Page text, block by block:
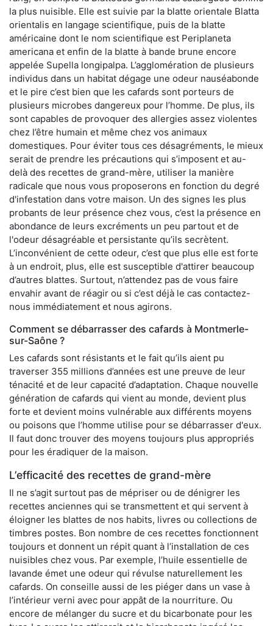
la plus nuisible. Elle est suivie par la blatte orientale Blatta
orientalis en langage scientifique, puis de la blatte
américaine dont le nom scientifique est Periplaneta
americana et enfin de la blatte à bande brune encore
appelée Supella longipalpa. L’agglomération de plusieurs
individus dans un habitat dégage une odeur nauséabonde
et le pire c’est bien que les cafards sont porteurs de
plusieurs microbes dangereux pour l’homme. De plus, ils
sont capables de provoquer des allergies assez violentes
chez l’être humain et même chez vos animaux
domestiques. Pour éviter tous ces désagréments, le mieux
serait de prendre les précautions qui s’imposent et au-
delà des recettes de grand-mère, utiliser la manière
radicale que nous vous proposerons en fonction du degré
d'infestation dans votre maison. Un des signes les plus
probants de leur présence chez vous, c’est la présence en
abondance de leurs excréments un peu partout et de
l'odeur désagréable et persistante qu’ils secrètent.
L’inconvénient de cette odeur, c’est que plus elle est forte
à un endroit, plus, elle est susceptible d'attirer beaucoup
d’autres blattes. Surtout, n’attendez pas de vous faire
envahir avant de réagir ou si c’est déjà le cas contactez-
nous immédiatement et nous agirons.
Comment se débarrasser des cafards à Montmerle-
sur-Saône ?
Les cafards sont résistants et le fait qu’ils aient pu
traverser 355 millions d’années est une preuve de leur
ténacité et de leur capacité d’adaptation. Chaque nouvelle
génération de cafards qui vient au monde, devient plus
forte et devient moins vulnérable aux différents moyens
ou poisons que l’homme utilise pour se débarrasser d'eux.
Il faut donc trouver des moyens toujours plus appropriés
pour les éradiquer de la maison.
L’efficacité des recettes de grand-mère
Il ne s’agit surtout pas de mépriser ou de dénigrer les
recettes anciennes qui se transmettent et qui servent à
éloigner les blattes de nos habits, livres ou collections de
timbres postes. Bon nombre de ces recettes fonctionnent
toujours et donnent un répit quant à l’installation de ces
nuisibles chez vous. Par exemple, l’huile essentielle de
lavande émet une odeur qui révulse naturellement les
cafards. On conseille aussi de les piéger dans un vase à
l’intérieur verni avec pour appât de la nourriture. Ou
encore de mélanger du sucre et du bicarbonate pour les